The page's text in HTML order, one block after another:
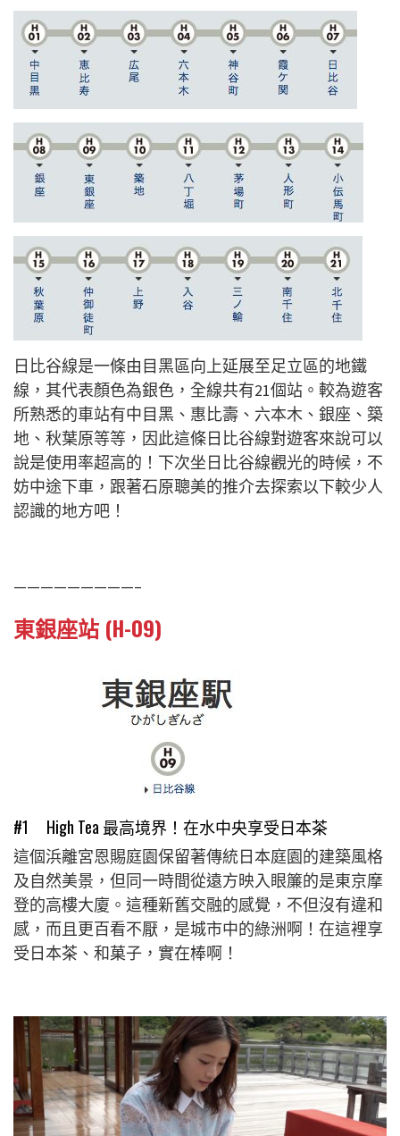
日比谷線是一條由目黑區向上延展至足立區的地鐵
線，其代表顏色為銀色，全線共有21個站。較為遊客
所熟悉的車站有中目黑、惠比壽、六本木、銀座、築
地、秋葉原等等，因此這條日比谷線對遊客來說可以
說是使用率超高的！下次坐日比谷線觀光的時候，不
妨中途下車，跟著石原聰美的推介去探索以下較少人
認識的地方吧！
—————————–
東銀座站 (H-09)
#1 High Tea 最高境界！在水中央享受日本茶
這個浜離宮恩賜庭園保留著傳統日本庭園的建築風格
及自然美景，但同一時間從遠方映入眼簾的是東京摩
登的高樓大廈。這種新舊交融的感覺，不但沒有違和
感，而且更百看不厭，是城市中的綠洲啊！在這裡享
受日本茶、和菓子，實在棒啊！